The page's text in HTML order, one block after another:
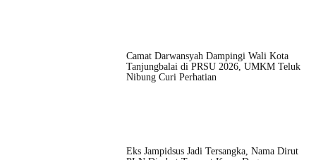
Camat Darwansyah Dampingi Wali Kota
Tanjungbalai di PRSU 2026, UMKM Teluk
Nibung Curi Perhatian
Eks Jampidsus Jadi Tersangka, Nama Dirut